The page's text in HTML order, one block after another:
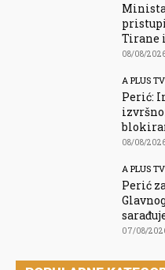
Tirane
08/08/
A PLUS TV
Perić:
08/08/
A PLUS TV
Perić
07/08/